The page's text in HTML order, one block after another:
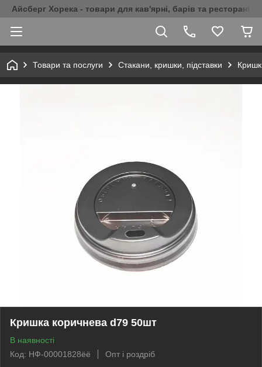
Айсберг Хорека - товари для кав'ярні, барів та ресторанів
Товари та послуги Стакани, кришки, підставки
Кришка коричнева d79 50шт
В наявності
Код: НФ-00001828ёё
Опт і роздріб